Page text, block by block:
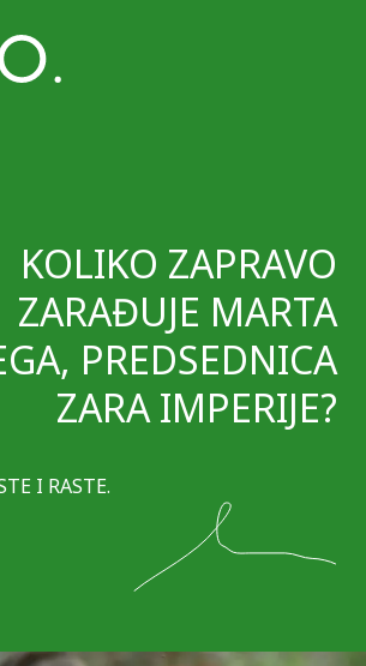
KOLIKO ZAPRAVO
ZARAĐUJE MARTA
PREDSEDNICA
ZARA IMPERIJE?
I RASTE.